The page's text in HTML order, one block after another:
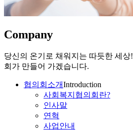
Company
당신의 온기로 채워지는 따듯한 세상!
회가 만들어 가겠습니다.
협의회소개Introduction
사회복지협의회란?
인사말
연혁
사업안내